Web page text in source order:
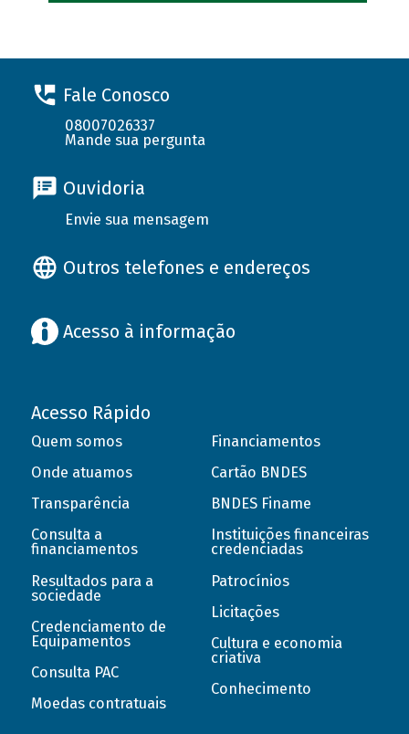
Fale Conosco
08007026337
Mande sua pergunta
Ouvidoria
Envie sua mensagem
Outros telefones e endereços
Acesso à informação
Acesso Rápido
Quem somos
Onde atuamos
Transparência
Consulta a
financiamentos
Resultados para a
sociedade
Credenciamento de
Equipamentos
Consulta PAC
Moedas contratuais
Financiamentos
Cartão BNDES
BNDES Finame
Instituições financeiras
credenciadas
Patrocínios
Licitações
Cultura e economia
criativa
Conhecimento